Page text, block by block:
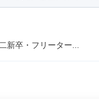
新卒・フリーター...